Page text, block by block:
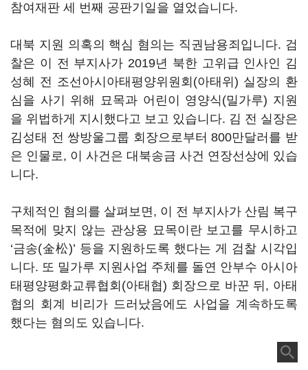
참여재판 세 번째 공판기일을 열었습니다.
대북 지원 의혹의 핵심 혐의는 직권남용죄입니다. 검
찰은 이 전 부지사가 2019년 북한 고위급 인사인 김
성혜 전 조선아시아태평양위원회(아태위) 실장의 환
심을 사기 위해 묘목과 어린이 영양식(밀가루) 지원
을 위법하게 지시했다고 보고 있습니다. 김 전 실장은
김성태 전 쌍방울그룹 회장으로부터 800만달러를 받
은 인물로, 이 사건은 대북송금 사건 연장선상에 있습
니다.
구체적인 혐의를 살펴보면, 이 전 부지사가 산림 복구
목적에 맞지 않는 관상용 묘목이란 보고를 무시하고
‘금송(金松)’ 등을 지원하도록 했다는 게 검찰 시각입
니다. 또 밀가루 지원사업 주체를 돌연 안부수 아시아
태평양평화교류협회(아태협) 회장으로 바꾼 뒤, 아태
협의 회계 비리가 드러났음에도 사업을 계속하도록
했다는 혐의도 있습니다.